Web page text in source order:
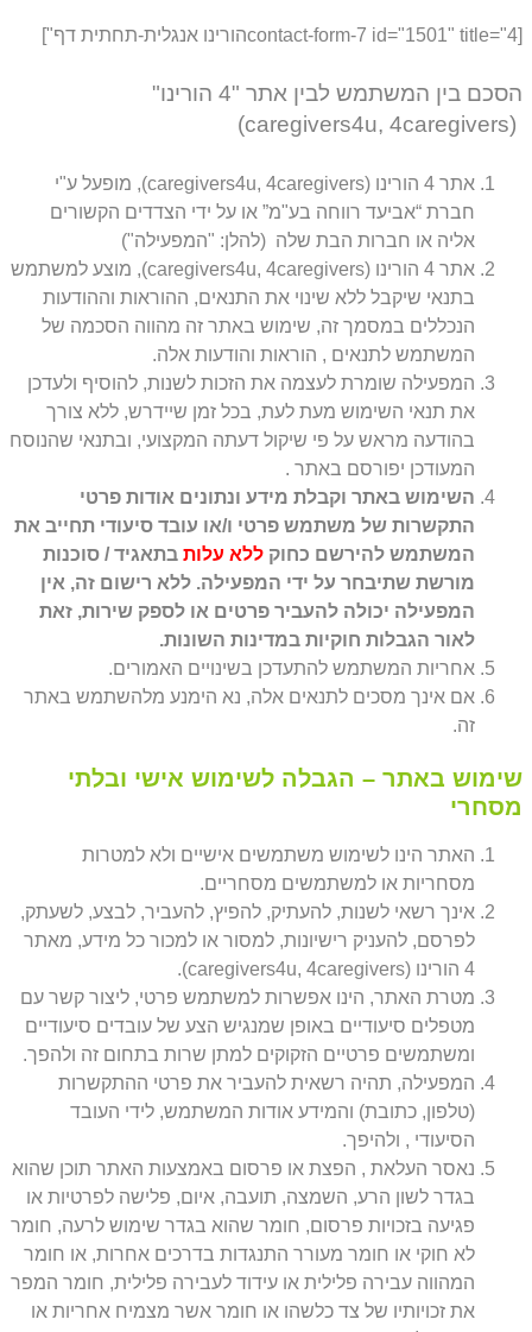
[contact-form-7 id="1501" title="4הורינו אנגלית-תחתית דף"]
הסכם בין המשתמש לבין אתר "4 הורינו"
(caregivers4u, 4caregivers)
אתר 4 הורינו (caregivers4u, 4caregivers), מופעל ע"י
חברת “אביעד רווחה בע"מ” או על ידי הצדדים הקשורים
אליה או חברות הבת שלה (להלן: "המפעילה")
אתר 4 הורינו (caregivers4u, 4caregivers), מוצע למשתמש
בתנאי שיקבל ללא שינוי את התנאים, ההוראות וההודעות
הנכללים במסמך זה, שימוש באתר זה מהווה הסכמה של
המשתמש לתנאים , הוראות והודעות אלה.
המפעילה שומרת לעצמה את הזכות לשנות, להוסיף ולעדכן
את תנאי השימוש מעת לעת, בכל זמן שיידרש, ללא צורך
בהודעה מראש על פי שיקול דעתה המקצועי, ובתנאי שהנוסח
המעודכן יפורסם באתר .
השימוש באתר וקבלת מידע ונתונים אודות פרטי
התקשרות של משתמש פרטי ו/או עובד סיעודי תחייב את
המשתמש להירשם כחוק ללא עלות בתאגיד / סוכנות
מורשת שתיבחר על ידי המפעילה. ללא רישום זה, אין
המפעילה יכולה להעביר פרטים או לספק שירות, זאת
לאור הגבלות חוקיות במדינות השונות.
אחריות המשתמש להתעדכן בשינויים האמורים.
אם אינך מסכים לתנאים אלה, נא הימנע מלהשתמש באתר
זה.
שימוש באתר – הגבלה לשימוש אישי ובלתי
מסחרי
האתר הינו לשימוש משתמשים אישיים ולא למטרות
מסחריות או למשתמשים מסחריים.
אינך רשאי לשנות, להעתיק, להפיץ, להעביר, לבצע, לשעתק,
לפרסם, להעניק רישיונות, למסור או למכור כל מידע, מאתר
4 הורינו (caregivers4u, 4caregivers).
מטרת האתר, הינו אפשרות למשתמש פרטי, ליצור קשר עם
מטפלים סיעודיים באופן שמנגיש הצע של עובדים סיעודיים
ומשתמשים פרטיים הזקוקים למתן שרות בתחום זה ולהפך.
המפעילה, תהיה רשאית להעביר את פרטי ההתקשרות
(טלפון, כתובת) והמידע אודות המשתמש, לידי העובד
הסיעודי , ולהיפך.
נאסר העלאת , הפצת או פרסום באמצעות האתר תוכן שהוא
בגדר לשון הרע, השמצה, תועבה, איום, פלישה לפרטיות או
פגיעה בזכויות פרסום, חומר שהוא בגדר שימוש לרעה, חומר
לא חוקי או חומר מעורר התנגדות בדרכים אחרות, או חומר
המהווה עבירה פלילית או עידוד לעבירה פלילית, חומר המפר
את זכויותיו של צד כלשהו או חומר אשר מצמיח אחריות או